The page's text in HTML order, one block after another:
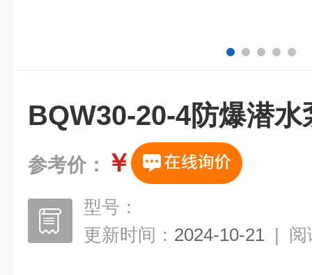
BQW30-20-4防爆潜水
参考价： ￥
型号：
更新时间： 2024-10-21 | 阅